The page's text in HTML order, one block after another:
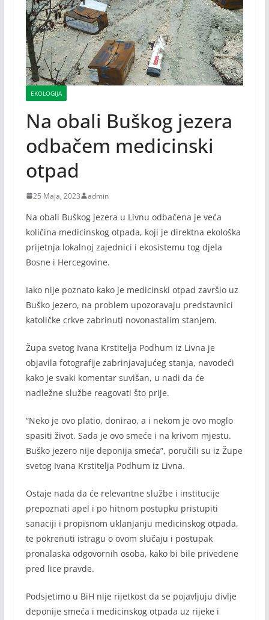
EKOLOGIJA
Na obali Buškog jezera
odbačem medicinski
otpad
25 Maja, 2023 admin
Na obali Buškog jezera u Livnu odbačena je veća
količina medicinskog otpada, koji je direktna ekološka
prijetnja lokalnoj zajednici i ekosistemu tog djela
Bosne i Hercegovine.
Iako nije poznato kako je medicinski otpad završio uz
Buško jezero, na problem upozoravaju predstavnici
katoličke crkve zabrinuti novonastalim stanjem.
Župa svetog Ivana Krstitelja Podhum iz Livna je
objavila fotografije zabrinjavajućeg stanja, navodeći
kako je svaki komentar suvišan, u nadi da će
nadležne službe reagovati što prije.
“Neko je ovo platio, donirao, a i nekom je ovo moglo
spasiti život. Sada je ovo smeće i na krivom mjestu.
Buško jezero nije deponija smeća”, poručili su iz Župe
svetog Ivana Krstitelja Podhum iz Livna.
Ostaje nada da će relevantne službe i institucije
prepoznati apel i po hitnom postupku pristupiti
sanaciji i propisnom uklanjanju medicinskog otpada,
te pokrenuti istragu o ovom slučaju i postupak
pronalaska odgovornih osoba, kako bi bile privedene
pred lice pravde.
Podsjetimo u BiH nije rijetkost da se pojavljuju divlje
deponije smeća i medicinskog otpada uz rijeke i